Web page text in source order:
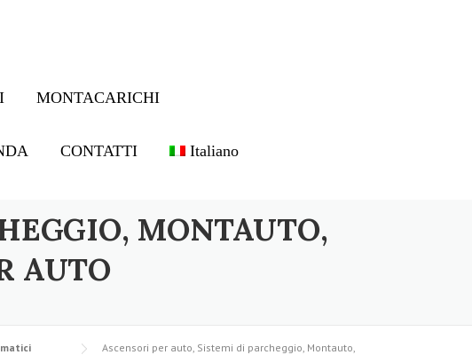
MONTACARICHI
CONTATTI Italiano
MONTAUTO,
AUTO
Ascensori per auto, Sistemi di parcheggio, Montauto,